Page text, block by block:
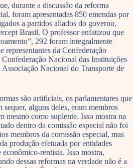
durante a discussão da reforma
foram apresentadas 850 emendas por
a partidos aliados do governo,
Brasil. O professor enfatizou que
292 foram integralmente
representantes da Confederação
Nacional das Instituições
Nacional do Transporte de
são artificiais, os parlamentares que
sequer, alguns deles, eram membros
mesmo como suplente. Isso mostra na
dentro da comissão especial não foi
membros da comissão especial, mas
produção efetuada por entidades
rentista. Isso mostra,
dessas reformas na verdade não é a